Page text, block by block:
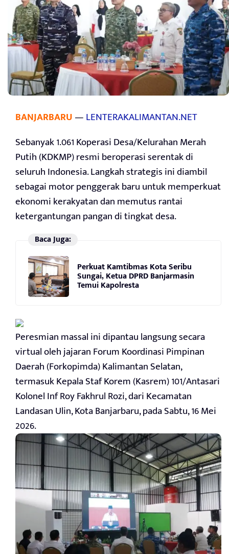
BANJARBARU—LENTERAKALIMANTAN.NET
Sebanyak 1.061 Koperasi Desa/Kelurahan Merah
Putih (KDKMP) resmi beroperasi serentak di
seluruh Indonesia. Langkah strategis ini diambil
sebagai motor penggerak baru untuk memperkuat
ekonomi kerakyatan dan memutus rantai
ketergantungan pangan di tingkat desa.
Baca Juga:
Perkuat Kamtibmas Kota Seribu
Sungai, Ketua DPRD Banjarmasin
Temui Kapolresta
Peresmian massal ini dipantau langsung secara
virtual oleh jajaran Forum Koordinasi Pimpinan
Daerah (Forkopimda) Kalimantan Selatan,
termasuk Kepala Staf Korem (Kasrem) 101/Antasari
Kolonel Inf Roy Fakhrul Rozi, dari Kecamatan
Landasan Ulin, Kota Banjarbaru, pada Sabtu, 16 Mei
2026.